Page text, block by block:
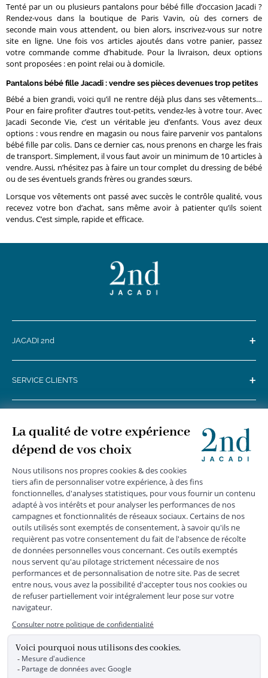
Tenté par un ou plusieurs pantalons pour bébé fille d’occasion Jacadi ?
Rendez-vous dans la boutique de Paris Vavin, où des corners de
seconde main vous attendent, ou bien alors, inscrivez-vous sur notre
site en ligne. Une fois vos articles ajoutés dans votre panier, passez
votre commande comme d’habitude. Pour la livraison, deux options
sont proposées : en point relai ou à domicile.
Pantalons bébé fille Jacadi : vendre ses pièces devenues trop petites
Bébé a bien grandi, voici qu’il ne rentre déjà plus dans ses vêtements…
Pour en faire profiter d’autres tout-petits, vendez-les à votre tour. Avec
Jacadi Seconde Vie, c’est un véritable jeu d’enfants. Vous avez deux
options : vous rendre en magasin ou nous faire parvenir vos pantalons
bébé fille par colis. Dans ce dernier cas, nous prenons en charge les frais
de transport. Simplement, il vous faut avoir un minimum de 10 articles à
vendre. Aussi, n’hésitez pas à faire un tour complet du dressing de bébé
ou de ses éventuels grands frères ou grandes sœurs.
Lorsque vos vêtements ont passé avec succès le contrôle qualité, vous
recevez votre bon d’achat, sans même avoir à patienter qu’ils soient
vendus. C’est simple, rapide et efficace.
JACADI 2nd +
SERVICE CLIENTS +
MENTIONS LÉGALES
DONNÉES PERSONNELLES
*Livraison express gratuite en point relais dès 59 € et à domicile dès 150
€ vers la France Métropolitaine
Les données collectées par la société JACADI, responsable
du traitement, sont nécessaires à l'envoi de newsletters, à la
création de compte, pour le traitement, le suivi et la livraison
de votre commande, ainsi que pour le suivi de votre
adhésion au programme fidélité. Conformément au
Règlement Européen 2016/679 du 27 avril 2016 sur la
protection des données personnelles, vous bénéficiez d'un
rectification, d'opposition, d'effacement, de portabilité ou de
limitation aux traitements de données vous concernant.
Vous pouvez exercer vos droits en écrivant à JACADI –
Service Clients – 2/10 Rue Chaptal, 92300 LEVALLOIS-